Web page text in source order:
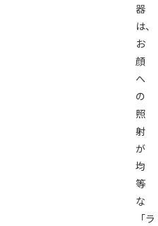
器
は、
お
顔
へ
の
照
射
が
均
等
な
「ラ